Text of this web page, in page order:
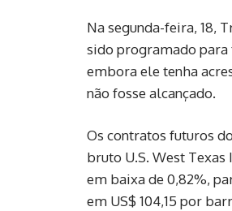
Na segunda-feira, 18,
sido programado para
embora ele tenha
não fosse alcançado.
Os contratos futuros
bruto U.S. West
em baixa de 0,82%,
em US$ 104,15 por